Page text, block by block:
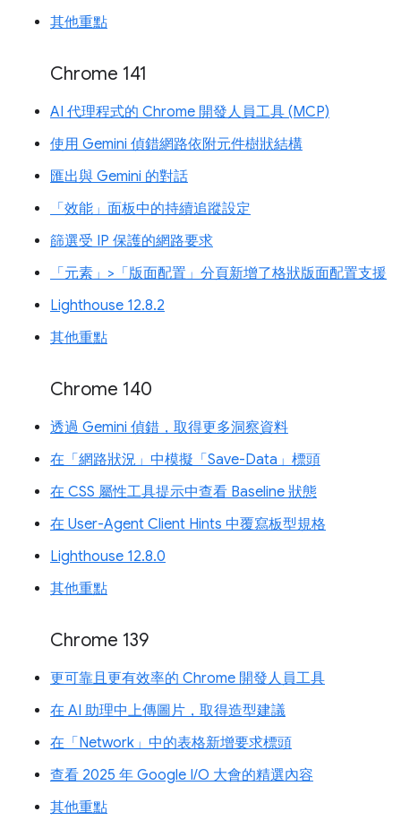
其他重點
Chrome 141
AI 代理程式的 Chrome 開發人員工具 (MCP)
使用 Gemini 偵錯網路依附元件樹狀結構
匯出與 Gemini 的對話
「效能」面板中的持續追蹤設定
篩選受 IP 保護的網路要求
「元素」>「版面配置」分頁新增了格狀版面配置支援
Lighthouse 12.8.2
其他重點
Chrome 140
透過 Gemini 偵錯，取得更多洞察資料
在「網路狀況」中模擬「Save-Data」標頭
在 CSS 屬性工具提示中查看 Baseline 狀態
在 User-Agent Client Hints 中覆寫板型規格
Lighthouse 12.8.0
其他重點
Chrome 139
更可靠且更有效率的 Chrome 開發人員工具
在 AI 助理中上傳圖片，取得造型建議
在「Network」中的表格新增要求標頭
查看 2025 年 Google I/O 大會的精選內容
其他重點